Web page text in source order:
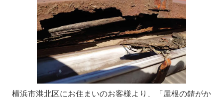
横浜市港北区にお住まいのお客様より、「屋根の錆がか